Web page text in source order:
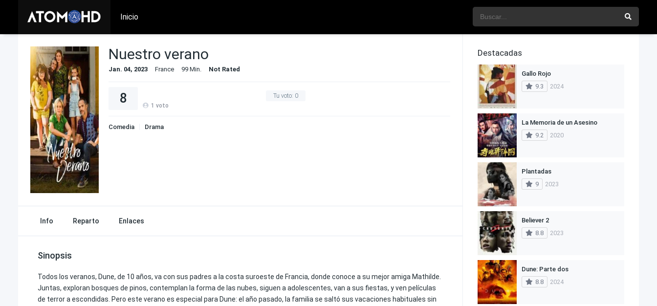
Inicio
Nuestro verano
Jan. 04, 2023 France 99 Min. Not Rated
Tu voto: 0
8 1 voto
Comedia Drama
Info Reparto Enlaces
Sinopsis
Todos los veranos, Dune, de 10 años, va con sus padres a la costa suroeste de Francia, donde conoce a su mejor amiga Mathilde.
Juntas, exploran bosques de pinos, contemplan la forma de las nubes, siguen a adolescentes, van a sus fiestas, y ven películas
de terror a escondidas. Pero este verano es especial para Dune: el año pasado, la familia se saltó sus vacaciones habituales sin
Destacadas
Gallo Rojo
9.3
2024
La Memoria de un Asesino
9.2
2020
Plantadas
9
2023
Believer 2
8.8
2023
Dune: Parte dos
8.8
2024